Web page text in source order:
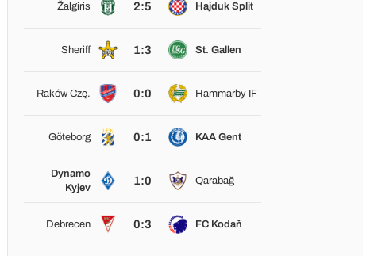
Žalgiris 2:5 Hajduk Split
Sheriff 1:3 St. Gallen
Raków Czę. 0:0 Hammarby IF
Göteborg 0:1 KAA Gent
Dynamo
Kyjev
1:0 Qarabağ
Debrecen 0:3 FC Kodaň